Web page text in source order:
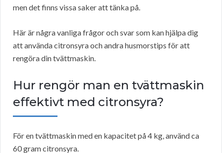
men det finns vissa saker att tänka på.
Här är några vanliga frågor och svar som kan hjälpa dig
att använda citronsyra och andra husmorstips för att
rengöra din tvättmaskin.
Hur rengör man en tvättmaskin
effektivt med citronsyra?
För en tvättmaskin med en kapacitet på 4 kg, använd ca
60 gram citronsyra.